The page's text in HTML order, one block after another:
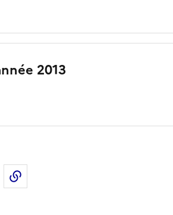
2013
LinkedIn
Partager par emailCopier le lien de la page dans